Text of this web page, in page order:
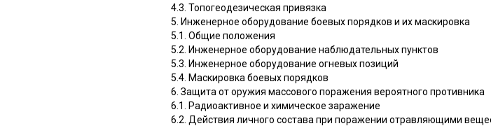
4.3. Топогеодезическая привязка
5. Инженерное оборудование боевых порядков и их маскировка
5.1. Общие положения
5.2. Инженерное оборудование наблюдательных пунктов
5.3. Инженерное оборудование огневых позиций
5.4. Маскировка боевых порядков
6. Защита от оружия массового поражения вероятного противника
6.1. Радиоактивное и химическое заражение
6.2. Действия личного состава при поражении отравляющими